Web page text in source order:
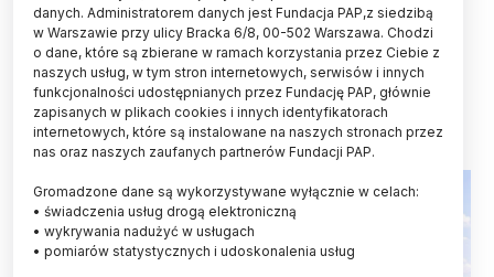
nam zza Bałtyku
LUDWIKA TOMALA
01.04.2025
aktualizacja: 03.04.2025
3 minuty czytania
Read the English version of this article
danych. Administratorem danych jest Fundacja PAP,z siedzibą
w Warszawie przy ulicy Bracka 6/8, 00-502 Warszawa. Chodzi
o dane, które są zbierane w ramach korzystania przez Ciebie z
naszych usług, w tym stron internetowych, serwisów i innych
funkcjonalności udostępnianych przez Fundację PAP, głównie
zapisanych w plikach cookies i innych identyfikatorach
internetowych, które są instalowane na naszych stronach przez
nas oraz naszych zaufanych partnerów Fundacji PAP.
Gromadzone dane są wykorzystywane wyłącznie w celach:
• świadczenia usług drogą elektroniczną
• wykrywania nadużyć w usługach
• pomiarów statystycznych i udoskonalenia usług